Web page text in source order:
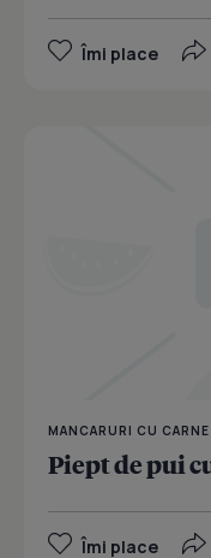
Îmi place
MANCARURI CU CARNE
Piept de pui
Îmi place